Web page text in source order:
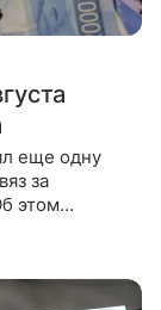
еще одну
за
этом